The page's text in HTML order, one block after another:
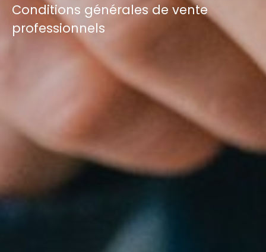
Conditions générales de vente
professionnels